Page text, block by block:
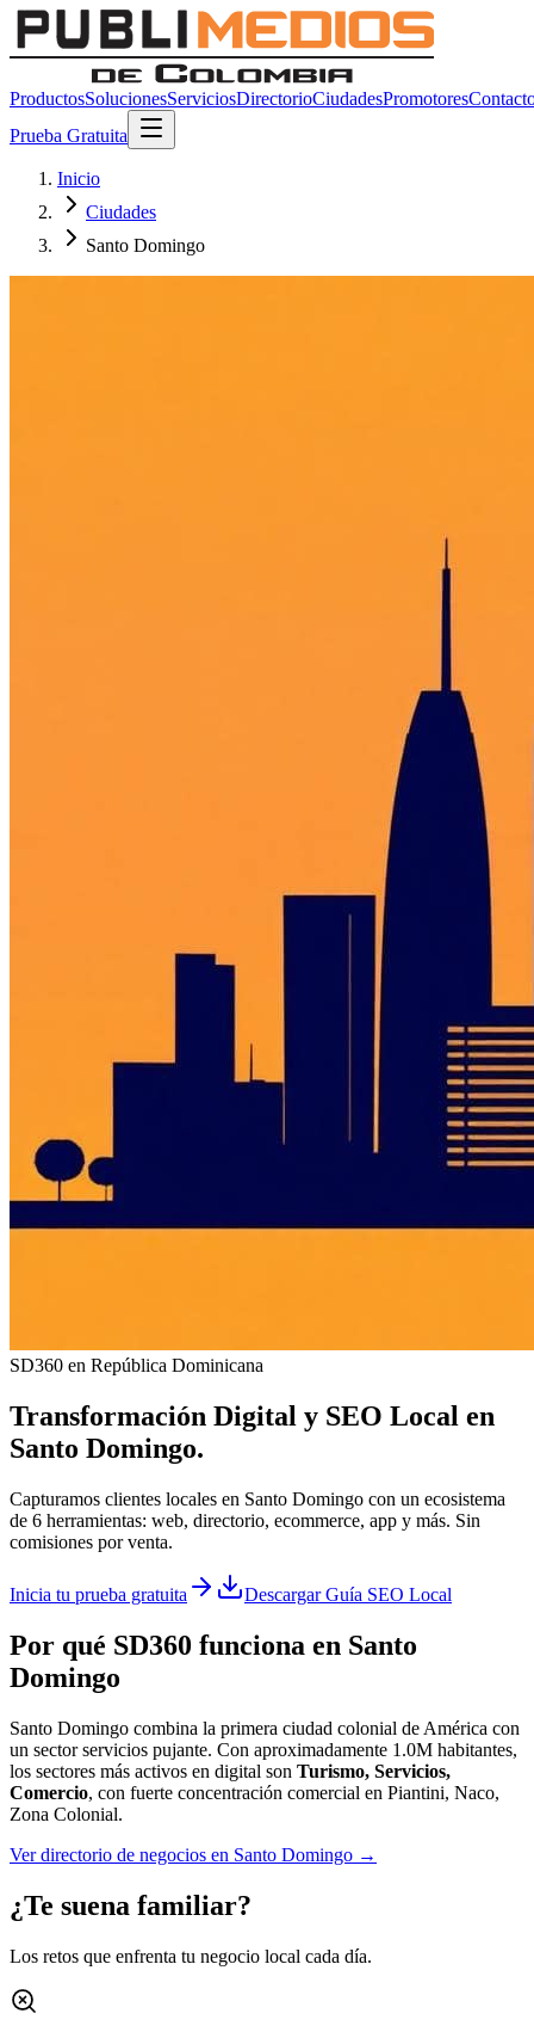
ProductosSolucionesServiciosDirectorioCiudadesPromotores
Prueba Gratuita
Inicio
Ciudades
Santo Domingo
SD360 en República Dominicana
Transformación Digital y SEO Local en
Santo Domingo.
Capturamos clientes locales en Santo Domingo con un ecosistema
de 6 herramientas: web, directorio, ecommerce, app y más. Sin
comisiones por venta.
Inicia tu prueba gratuita Descargar Guía SEO Local
Por qué SD360 funciona en Santo
Domingo
Santo Domingo combina la primera ciudad colonial de América con
un sector servicios pujante. Con aproximadamente 1.0M habitantes,
los sectores más activos en digital son Turismo, Servicios,
Comercio, con fuerte concentración comercial en Piantini, Naco,
Zona Colonial.
Ver directorio de negocios en Santo Domingo →
¿Te suena familiar?
Los retos que enfrenta tu negocio local cada día.